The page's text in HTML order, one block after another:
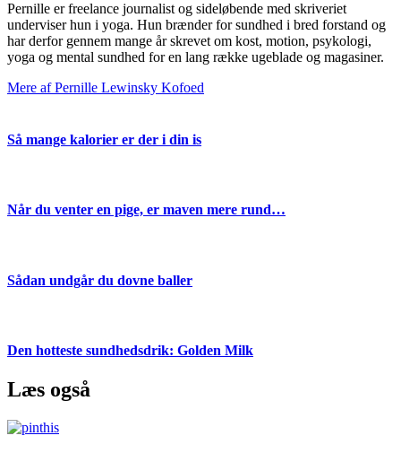
Pernille er freelance journalist og sideløbende med skriveriet
underviser hun i yoga. Hun brænder for sundhed i bred forstand og
har derfor gennem mange år skrevet om kost, motion, psykologi,
yoga og mental sundhed for en lang række ugeblade og magasiner.
Mere af Pernille Lewinsky Kofoed
Så mange kalorier er der i din is
Når du venter en pige, er maven mere rund…
Sådan undgår du dovne baller
Den hotteste sundhedsdrik: Golden Milk
Læs også